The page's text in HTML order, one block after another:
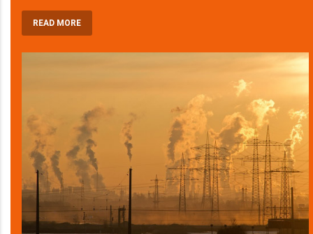
READ MORE